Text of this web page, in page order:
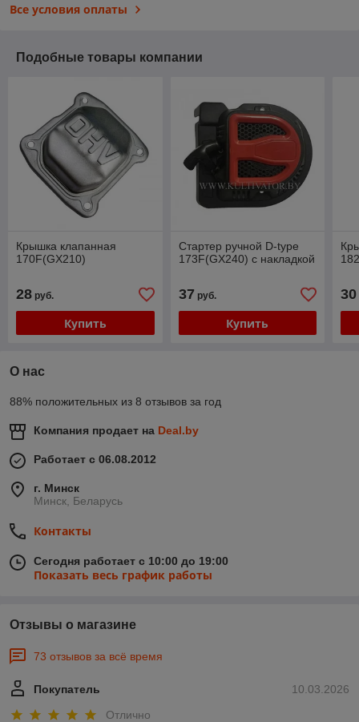
Все условия оплаты
Подобные товары компании
Крышка клапанная
170F(GX210)
28 руб.
Купить
Стартер ручной D-type
173F(GX240) с накладкой
37 руб.
Купить
30
О нас
88% положительных из 8 отзывов за год
Компания продает на Deal.by
Работает с 06.08.2012
г. Минск
Минск, Беларусь
Контакты
Сегодня работает с 10:00 до 19:00
Показать весь график работы
Отзывы о магазине
73 отзывов за всё время
10.03.2026
Покупатель
Отлично